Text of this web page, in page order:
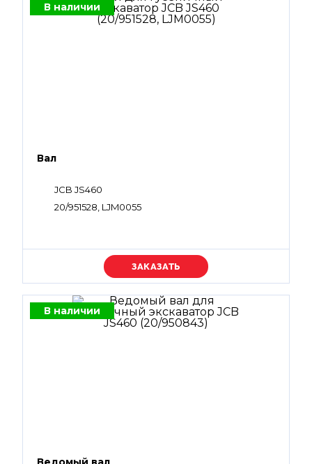
В наличии
Вал
JCB JS460
20/951528, LJM0055
Уточняйте цену
В наличии